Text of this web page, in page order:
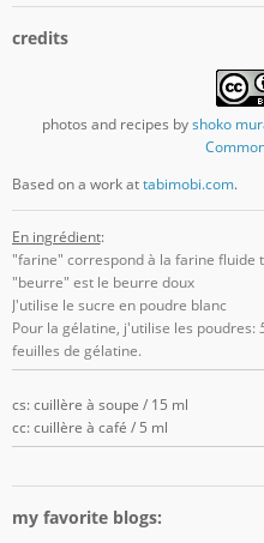
credits
photos and recipes byshoko
Based on a work attabimobi.com.
En ingrédient:
"farine" correspond à la farine fluide
"beurre" est le beurre doux
J'utilise le sucre en poudre blanc
Pour la gélatine, j'utilise les poudres:
feuilles de gélatine.
cs: cuillère à soupe / 15 ml
cc: cuillère à café / 5 ml
my favorite blogs: